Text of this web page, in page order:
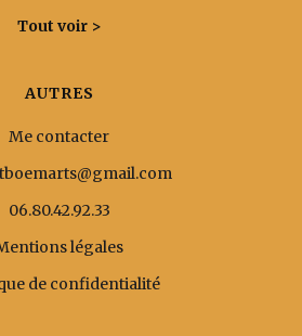
Tout voir >
AUTRES
Me contacter
06.80.42.92.33
légales
de confidentialité